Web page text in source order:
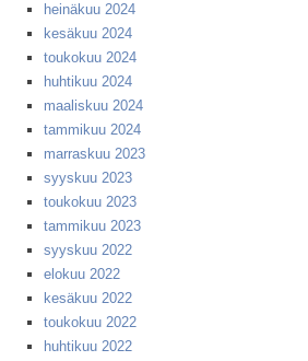
heinäkuu 2024
kesäkuu 2024
toukokuu 2024
huhtikuu 2024
maaliskuu 2024
tammikuu 2024
marraskuu 2023
syyskuu 2023
toukokuu 2023
tammikuu 2023
syyskuu 2022
elokuu 2022
kesäkuu 2022
toukokuu 2022
huhtikuu 2022